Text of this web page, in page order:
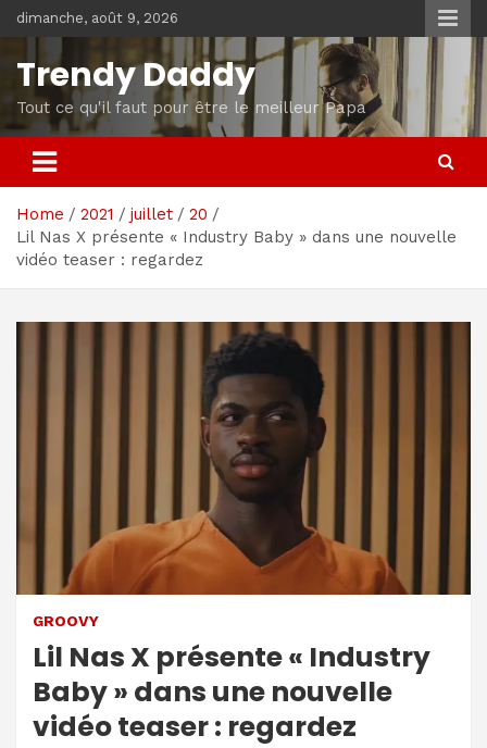
Skip
to
content
dimanche, août 9, 2026
Trendy Daddy
Tout ce qu'il faut pour être le meilleur Papa
Home 2021 juillet
20
Lil Nas X présente « Industry Baby » dans une nouvelle
vidéo teaser : regardez
GROOVY
Lil Nas X présente « Industry
Baby » dans une nouvelle
vidéo teaser : regardez